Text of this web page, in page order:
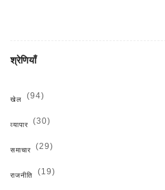
श्रेणियाँ
खेल (94)
व्यापार (30)
समाचार (29)
राजनीति (19)